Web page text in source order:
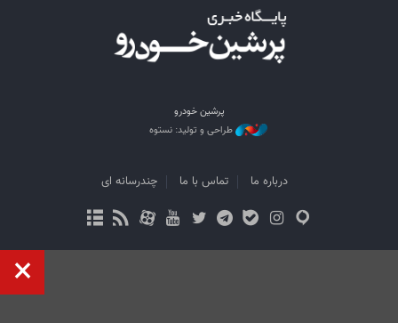
پرشین خودرو
طراحی و تولید: نستوه
درباره ما تماس با ما چندرسانه ای